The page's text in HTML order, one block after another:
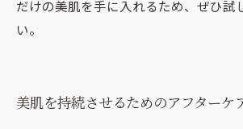
だけの美肌を手に入れるため、ぜひ試
い。
美肌を持続させるためのアフターケ